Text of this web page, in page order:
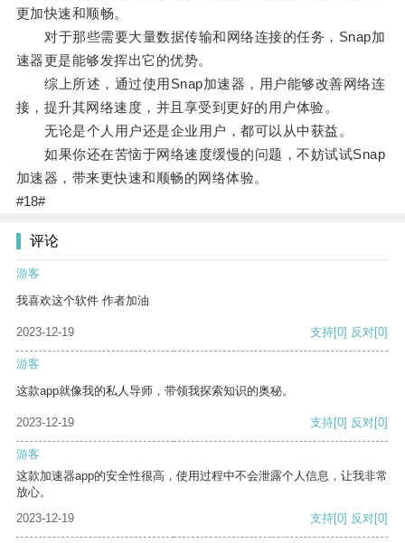
更加快速和顺畅。
对于那些需要大量数据传输和网络连接的任务，Snap加
速器更是能够发挥出它的优势。
综上所述，通过使用Snap加速器，用户能够改善网络连
接，提升其网络速度，并且享受到更好的用户体验。
无论是个人用户还是企业用户，都可以从中获益。
如果你还在苦恼于网络速度缓慢的问题，不妨试试Snap
加速器，带来更快速和顺畅的网络体验。
#18#
评论
游客
我喜欢这个软件 作者加油
2023-12-19 支持[0] 反对[0]
游客
这款app就像我的私人导师，带领我探索知识的奥秘。
2023-12-19 支持[0] 反对[0]
游客
这款加速器app的安全性很高，使用过程中不会泄露个人信息，让我非常
放心。
2023-12-19
支持[0] 反对[0]